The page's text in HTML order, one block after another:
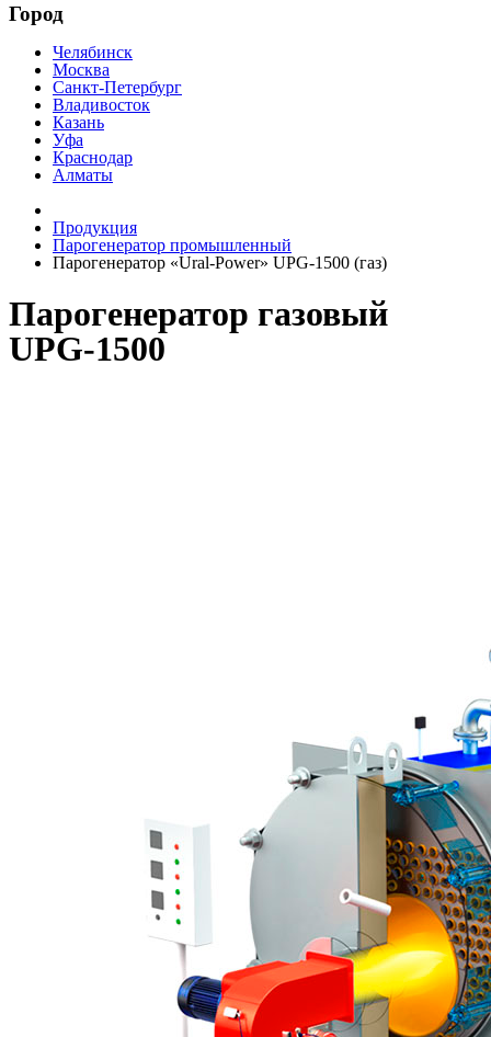
Город
Челябинск
Москва
Санкт-Петербург
Владивосток
Казань
Уфа
Краснодар
Алматы
Продукция
Парогенератор промышленный
Парогенератор «Ural-Power» UPG-1500 (газ)
Парогенератор газовый
UPG-1500